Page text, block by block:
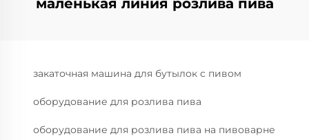
маленькая линия розлива пива
закаточная машина для бутылок с пивом
оборудование для розлива пива
оборудование для розлива пива на пивоварне